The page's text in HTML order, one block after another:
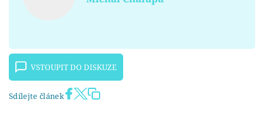
VSTOUPIT DO DISKUZE
Sdílejte článek